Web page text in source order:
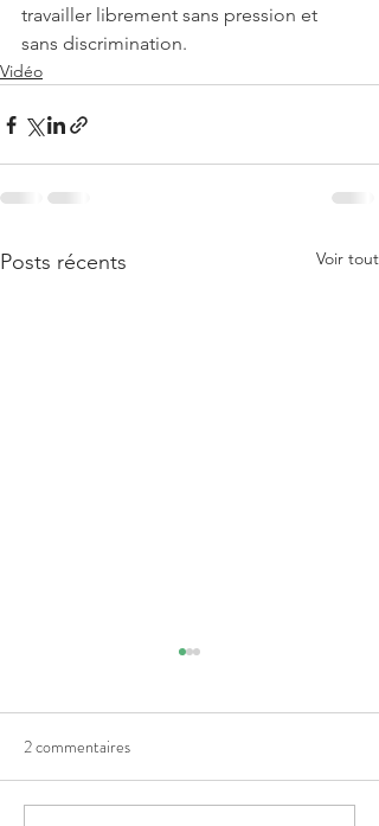
travailler librement sans pression et
sans discrimination.
Vidéo
Posts récents Voir tout
2 commentaires